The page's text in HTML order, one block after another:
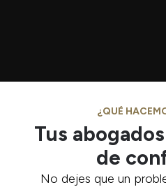
¿QUÉ
Tus
de
No dejes que un